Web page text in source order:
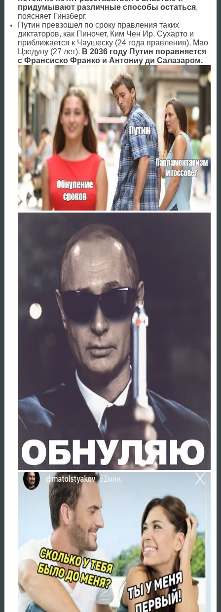
придумывают различные способы остаться,
поясняет Гинзберг.
Путин превзошел по сроку правления таких
диктаторов, как Пиночет, Ким Чен Ир, Сухарто и
приближается к Чаушеску (24 года правления), Мао
Цзедуну (27 лет). В 2036 году Путин поравняется
с Франсиско Франко и Антониу ди Салазаром.